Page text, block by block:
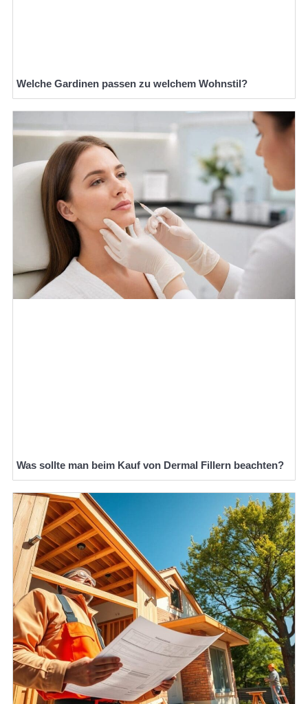
Welche Gardinen passen zu welchem Wohnstil?
Was sollte man beim Kauf von Dermal Fillern beachten?